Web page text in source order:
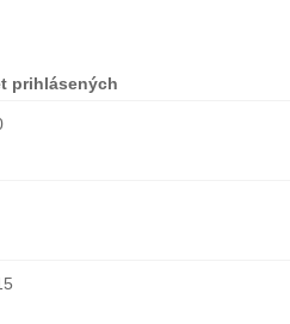
prihlásených